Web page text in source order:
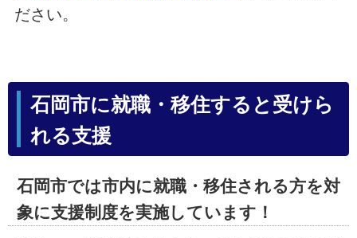
ださい。
石岡市に就職・移住すると受けら
れる支援
石岡市では市内に就職・移住される方を対
象に支援制度を実施しています！